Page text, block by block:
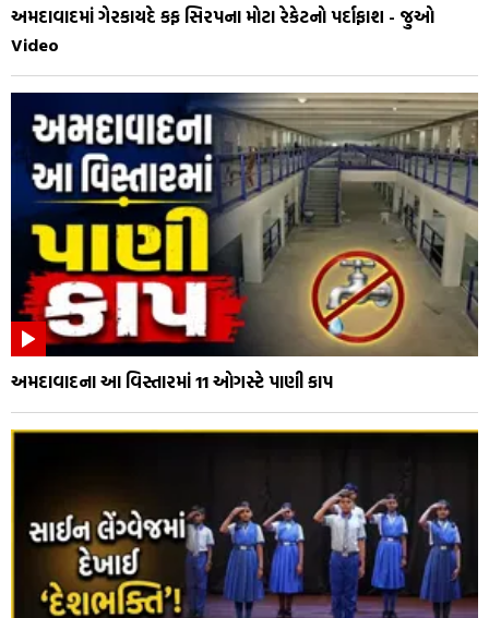
અમદાવાદમાં ગેરકાયદે કફ સિરપના મોટા રેકેટનો પર્દાફાશ - જુઓ
Video
અમદાવાદના આ વિસ્તારમાં 11 ઓગસ્ટે પાણી કાપ